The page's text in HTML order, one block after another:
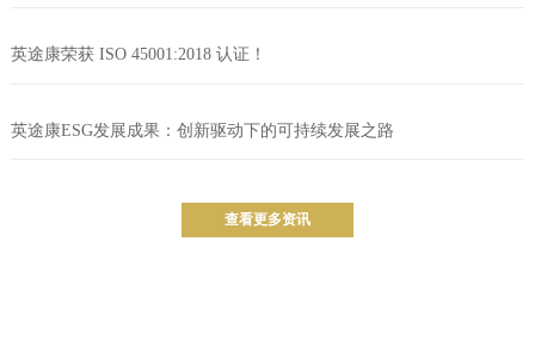
英途康荣获 ISO 45001:2018 认证！
英途康ESG发展成果：创新驱动下的可持续发展之路
查看更多资讯